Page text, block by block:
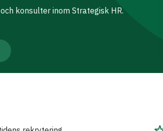
konsulter inom Strategisk HR.